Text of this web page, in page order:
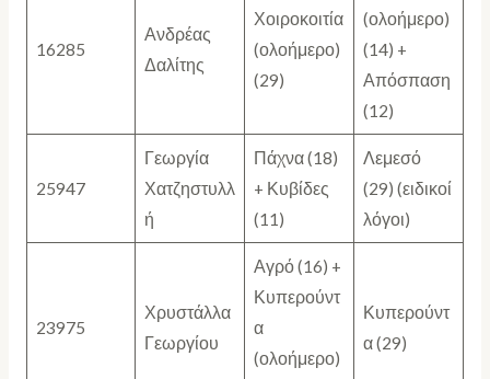
16285
Ανδρέας
Δαλίτης
Χοιροκοιτία
(ολοήμερο)
(29)
(ολοήμερο)
(14) +
Απόσπαση
(12)
25947
Γεωργία
Χατζηστυλλ
ή
Πάχνα (18)
+ Κυβίδες
(11)
Λεμεσό
(29) (ειδικοί
λόγοι)
23975
Χρυστάλλα
Γεωργίου
Αγρό (16) +
Κυπερούντ
α
(ολοήμερο)
Κυπερούντ
α (29)